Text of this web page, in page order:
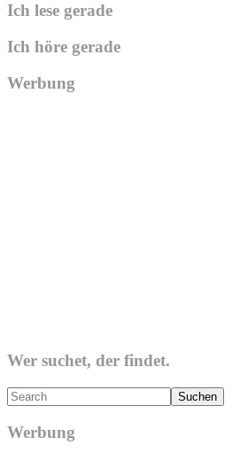
Ich lese gerade
Ich höre gerade
Werbung
Wer suchet, der findet.
Search
Werbung